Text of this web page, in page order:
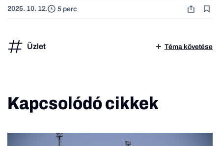
2025. 10. 12. 5 perc
Üzlet Téma követése
Kapcsolódó cikkek